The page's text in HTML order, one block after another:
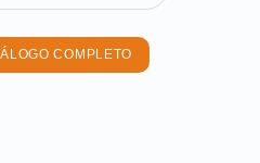
COMPLETO